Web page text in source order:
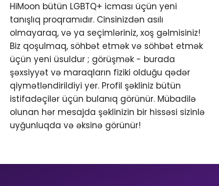
HiMoon bütün LGBTQ+ icması üçün yeni
tanışlıq proqramıdır. Cinsinizdən asılı
olmayaraq, və ya seçimləriniz, xoş gəlmisiniz!
Biz qoşulmaq, söhbət etmək və söhbət etmək
üçün yeni üsuldur ; görüşmək - burada
şəxsiyyət və maraqların fiziki olduğu qədər
qiymətləndirildiyi yer. Profil şəkliniz bütün
istifadəçilər üçün bulanıq görünür. Mübadilə
olunan hər mesajda şəklinizin bir hissəsi sizinlə
uyğunluqda və əksinə görünür!